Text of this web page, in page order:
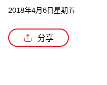
2018年4月6日星期五
分享